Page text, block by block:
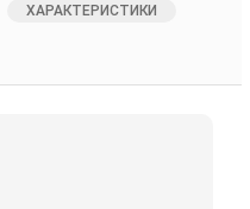
ХАРАКТЕРИСТИКИ